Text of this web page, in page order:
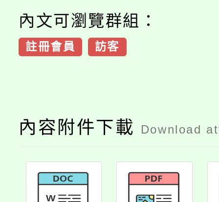
內文可瀏覽群組：
註冊會員 訪客
內容附件下載 Download